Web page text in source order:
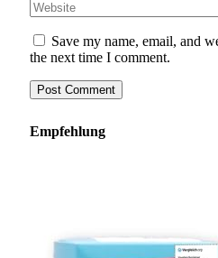
Save my name, email, and
the next time I comment.
Empfehlung